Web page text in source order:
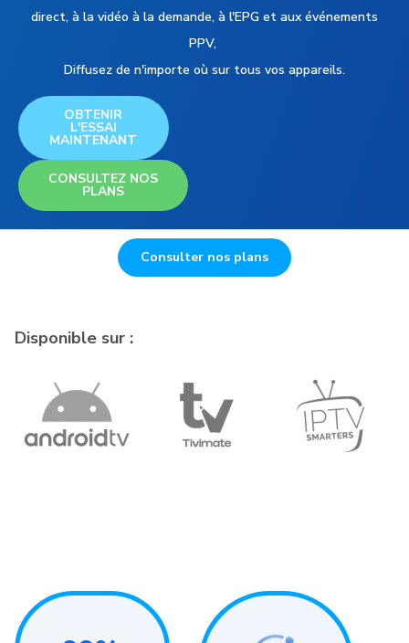
direct, à la vidéo à la demande, à l'EPG et aux événements
PPV,
Diffusez de n'importe où sur tous vos appareils.
OBTENIR
L'ESSAI
MAINTENANT
CONSULTEZ NOS
PLANS
Consulter nos plans
Disponible sur :